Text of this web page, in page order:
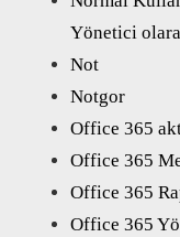
Yönetici
Not
Notgor
Office 365
Office 365
Office 365
Office 365